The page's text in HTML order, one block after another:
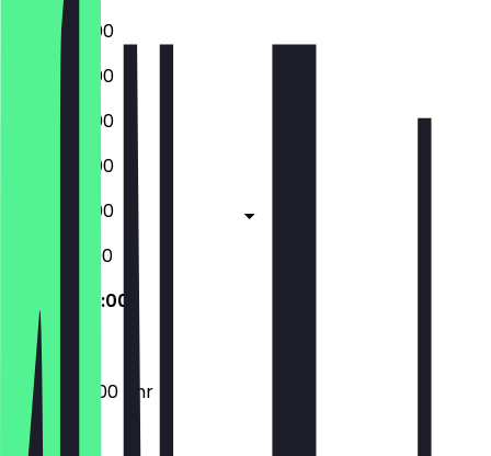
17:00 - 22:00
17:00 - 22:00
17:00 - 22:00
17:00 - 22:00
17:00 - 23:00
12:00 - 23:00
09:00 - 22:00
09:00 - 22:00 Uhr